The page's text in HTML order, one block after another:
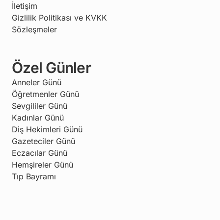
İletişim
Gizlilik Politikası ve KVKK
Sözleşmeler
Özel Günler
Anneler Günü
Öğretmenler Günü
Sevgililer Günü
Kadınlar Günü
Diş Hekimleri Günü
Gazeteciler Günü
Eczacılar Günü
Hemşireler Günü
Tıp Bayramı